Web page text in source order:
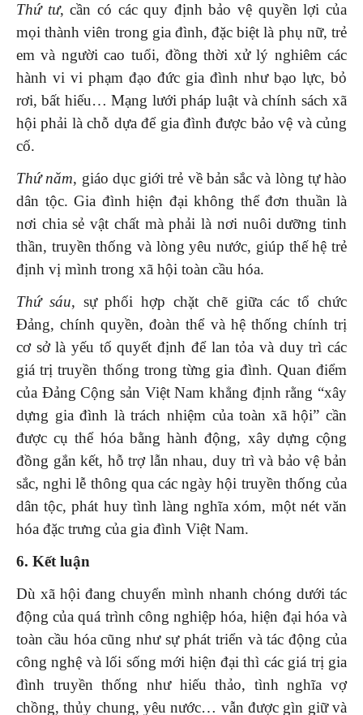
Thứ tư, cần có các quy định bảo vệ quyền lợi của
mọi thành viên trong gia đình, đặc biệt là phụ nữ, trẻ
em và người cao tuổi, đồng thời xử lý nghiêm các
hành vi vi phạm đạo đức gia đình như bạo lực, bỏ
rơi, bất hiếu… Mạng lưới pháp luật và chính sách xã
hội phải là chỗ dựa để gia đình được bảo vệ và củng
cố.
Thứ năm, giáo dục giới trẻ về bản sắc và lòng tự hào
dân tộc. Gia đình hiện đại không thể đơn thuần là
nơi chia sẻ vật chất mà phải là nơi nuôi dưỡng tinh
thần, truyền thống và lòng yêu nước, giúp thế hệ trẻ
định vị mình trong xã hội toàn cầu hóa.
Thứ sáu, sự phối hợp chặt chẽ giữa các tổ chức
Đảng, chính quyền, đoàn thể và hệ thống chính trị
cơ sở là yếu tố quyết định để lan tỏa và duy trì các
giá trị truyền thống trong từng gia đình. Quan điểm
của Đảng Cộng sản Việt Nam khẳng định rằng “xây
dựng gia đình là trách nhiệm của toàn xã hội” cần
được cụ thể hóa bằng hành động, xây dựng cộng
đồng gắn kết, hỗ trợ lẫn nhau, duy trì và bảo vệ bản
sắc, nghi lễ thông qua các ngày hội truyền thống của
dân tộc, phát huy tình làng nghĩa xóm, một nét văn
hóa đặc trưng của gia đình Việt Nam.
6. Kết luận
Dù xã hội đang chuyển mình nhanh chóng dưới tác
động của quá trình công nghiệp hóa, hiện đại hóa và
toàn cầu hóa cũng như sự phát triển và tác động của
công nghệ và lối sống mới hiện đại thì các giá trị gia
đình truyền thống như hiếu thảo, tình nghĩa vợ
chồng, thủy chung, yêu nước… vẫn được gìn giữ và